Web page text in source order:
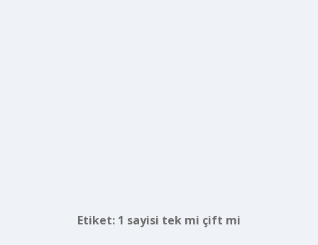
Etiket: 1 sayisi tek mi çift mi